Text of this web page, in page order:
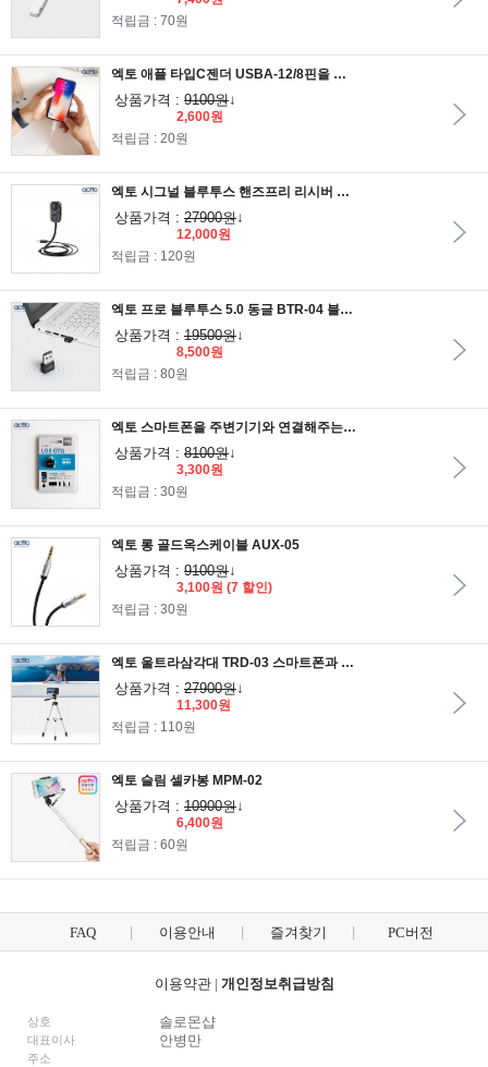
적립금 : 70원
엑토 애플 타입C젠더 USBA-12/8핀을 타입C로 변환
상품가격 : 9100원↓
2,600원
적립금 : 20원
엑토 시그널 블루투스 핸즈프리 리시버 BTR-06 /블루투스5.1
상품가격 : 27900원↓
12,000원
적립금 : 120원
엑토 프로 블루투스 5.0 동글 BTR-04 블루투스가 가능하지않는 기기의 변환
상품가격 : 19500원↓
8,500원
적립금 : 80원
엑토 스마트폰을 주변기기와 연결해주는 OTG어댑터 OTG-03
상품가격 : 8100원↓
3,300원
적립금 : 30원
엑토 롱 골드옥스케이블 AUX-05
상품가격 : 9100원↓
3,100원 (7 할인)
적립금 : 30원
엑토 울트라삼각대 TRD-03 스마트폰과 카메라호환삼각대 360도회전
상품가격 : 27900원↓
11,300원
적립금 : 110원
엑토 슬림 셀카봉 MPM-02
상품가격 : 10900원↓
6,400원
적립금 : 60원
FAQ 이용안내 즐겨찾기 PC버전
이용약관| 개인정보취급방침
상호 솔로몬샵
대표이사 안병만
주소